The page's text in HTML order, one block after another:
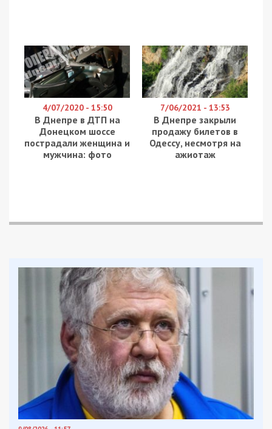
4/07/2020 - 15:50
В Днепре в ДТП на
Донецком шоссе
пострадали женщина и
мужчина: фото
7/06/2021 - 13:53
В Днепре закрыли
продажу билетов в
Одессу, несмотря на
ажиотаж